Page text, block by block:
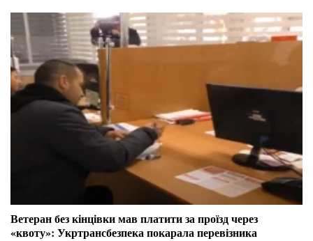
Ветеран без кінцівки мав платити за проїзд через
«квоту»: Укртрансбезпека покарала перевізника